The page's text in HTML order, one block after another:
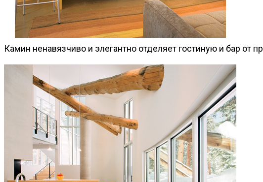
Камин ненавязчиво и элегантно отделяет гостиную и бар от